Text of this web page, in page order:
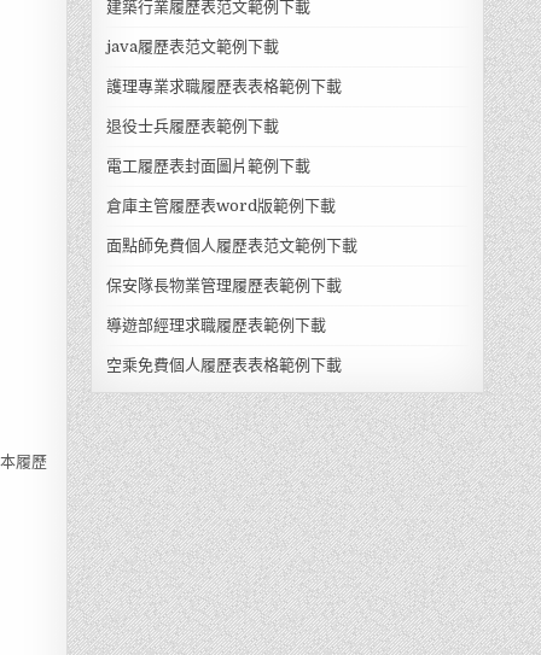
履歷
建築行業履歷表范文範例下載
java履歷表范文範例下載
護理專業求職履歷表表格範例下載
退役士兵履歷表範例下載
電工履歷表封面圖片範例下載
倉庫主管履歷表word版範例下載
面點師免費個人履歷表范文範例下載
保安隊長物業管理履歷表範例下載
導遊部經理求職履歷表範例下載
空乘免費個人履歷表表格範例下載